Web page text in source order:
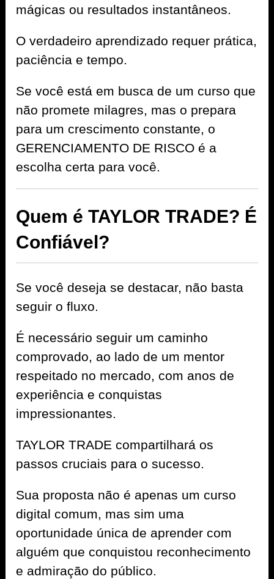
mágicas ou resultados instantâneos.
O verdadeiro aprendizado requer prática,
paciência e tempo.
Se você está em busca de um curso que
não promete milagres, mas o prepara
para um crescimento constante, o
GERENCIAMENTO DE RISCO é a
escolha certa para você.
Quem é TAYLOR TRADE? É
Confiável?
Se você deseja se destacar, não basta
seguir o fluxo.
É necessário seguir um caminho
comprovado, ao lado de um mentor
respeitado no mercado, com anos de
experiência e conquistas
impressionantes.
TAYLOR TRADE compartilhará os
passos cruciais para o sucesso.
Sua proposta não é apenas um curso
digital comum, mas sim uma
oportunidade única de aprender com
alguém que conquistou reconhecimento
e admiração do público.